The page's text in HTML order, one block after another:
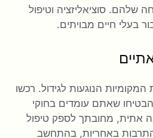
שלהם. סוציאליזציה וטיפול
בעלי חיים מבויתים.
הנוגעות לגידול. רכשו
שאתם עומדים בחוקי
אתית, מחובתך לספק טיפול
באחריות, בהתחשב